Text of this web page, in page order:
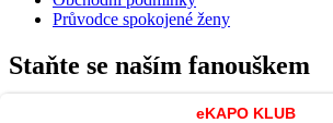
Průvodce spokojené ženy
Staňte se naším fanouškem
eKAPO KLUB